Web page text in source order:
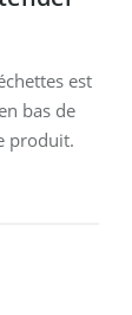
est
bas de
produit.